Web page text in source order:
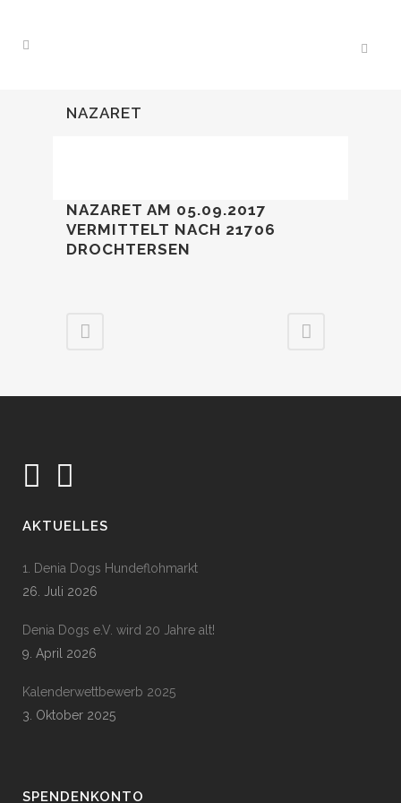
NAZARET
NAZARET AM 05.09.2017
VERMITTELT NACH 21706
DROCHTERSEN
AKTUELLES
1. Denia Dogs Hundeflohmarkt
26. Juli 2026
Denia Dogs e.V. wird 20 Jahre alt!
9. April 2026
Kalenderwettbewerb 2025
3. Oktober 2025
SPENDENKONTO